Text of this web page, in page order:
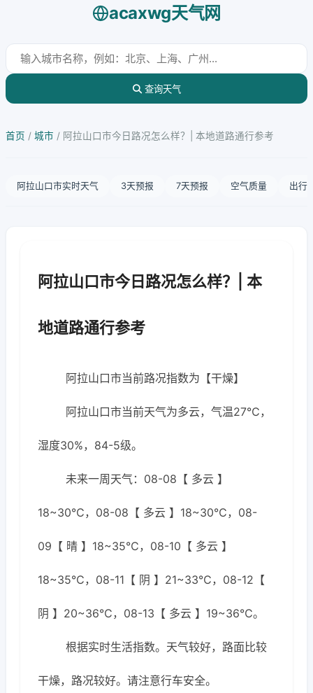
acaxwg天气网
查询天气
首页 / 城市 / 阿拉山口市今日路况怎么样？| 本地道路通行参考
阿拉山口市实时天气 3天预报 7天预报 空气质量 出行
阿拉山口市今日路况怎么样？| 本
地道路通行参考
阿拉山口市当前路况指数为【干燥】
阿拉山口市当前天气为多云，气温27℃，
湿度30%，84-5级。
未来一周天气：08-08【 多云 】
18~30℃，08-08【 多云 】18~30℃，08-
09【 晴 】18~35℃，08-10【 多云 】
18~35℃，08-11【 阴 】21~33℃，08-12【
阴 】20~36℃，08-13【 多云 】19~36℃。
根据实时生活指数。天气较好，路面比较
干燥，路况较好。请注意行车安全。